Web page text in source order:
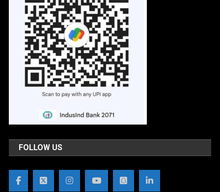
FOLLOW US